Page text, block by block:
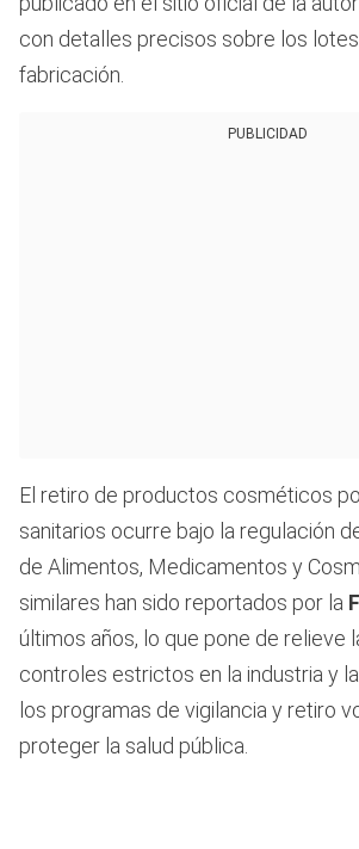
con detalles precisos sobre los
fabricación.
PUBLICIDAD
El retiro de productos cosméticos
sanitarios ocurre bajo la regulación
de Alimentos, Medicamentos y
similares han sido reportados por la
últimos años, lo que pone de relieve
controles estrictos en la industria y
los programas de vigilancia y retiro
proteger la salud pública.